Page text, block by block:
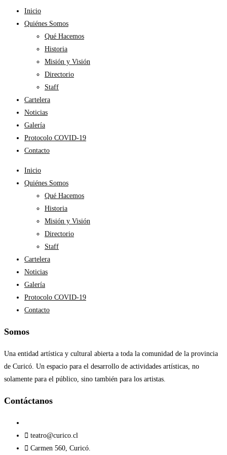
Inicio
Quiénes Somos
Qué Hacemos
Historia
Misión y Visión
Directorio
Staff
Cartelera
Noticias
Galería
Protocolo COVID-19
Contacto
Inicio
Quiénes Somos
Qué Hacemos
Historia
Misión y Visión
Directorio
Staff
Cartelera
Noticias
Galería
Protocolo COVID-19
Contacto
Somos
Una entidad artística y cultural abierta a toda la comunidad de la provincia
de Curicó. Un espacio para el desarrollo de actividades artísticas, no
solamente para el público, sino también para los artistas.
Contáctanos​
teatro@curico.cl
Carmen 560, Curicó.